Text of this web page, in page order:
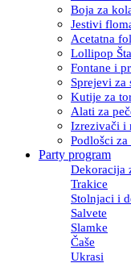
Boja za
Jestivi
Acetatna
Lollipop
Fontane i
Sprejevi za
Kutije za
Alati za
Izrezivači i
Podlošci
Party program
Dekoracija
Trakice
Stolnjaci i
Salvete
Slamke
Čaše
Ukrasi